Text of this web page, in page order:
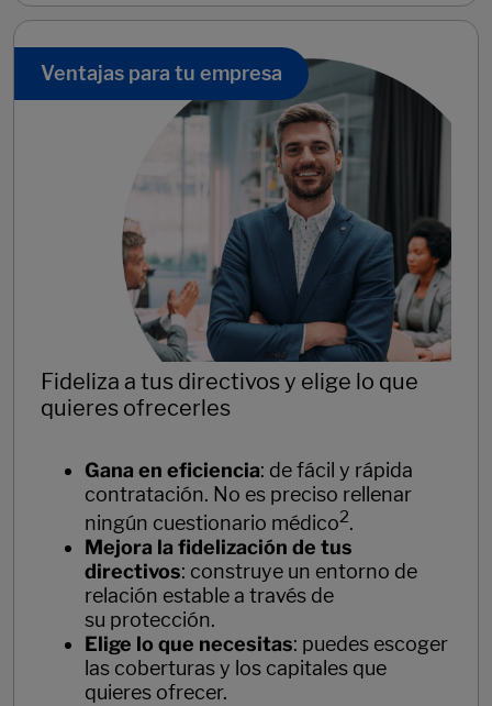
Ventajas para tu empresa
Fideliza a tus directivos y elige lo que
quieres ofrecerles
Gana en eficiencia: de fácil y rápida
contratación. No es preciso rellenar
ningún cuestionario médico2.
Mejora la fidelización de tus
directivos: construye un entorno de
relación estable a través de
su protección.
Elige lo que necesitas: puedes escoger
las coberturas y los capitales que
quieres ofrecer.